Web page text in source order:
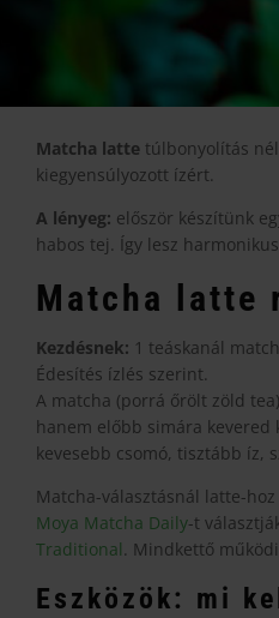
Matcha latte túlbonyolítás
kiegyensúlyozott ízért.
A lényeg: először készítünk
habos tej. Így lesz
Matcha latte
Kezdésnek: 1 teáskanál
Édesítés ízlés szerint.
A matcha (porrá őrölt zöld
hanem előbb simára kevered
kevesebb csomó, tisztább íz,
Matcha-választásnál latte-
Moya Matcha Daily-t
Traditional. Mindkettő
Eszközök: mi